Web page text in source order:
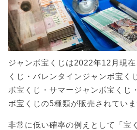
ジャンボ宝くじは2022年12月現
くじ・バレンタインジャンボ宝く
ボ宝くじ・サマージャンボ宝くじ
ボ宝くじの5種類が販売されていま
非常に低い確率の例えとして「宝